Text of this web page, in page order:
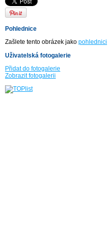
Pohlednice
Zašlete tento obrázek jako pohlednici
Uživatelská fotogalerie
Přidat do fotogalerie
Zobrazit fotogalerii